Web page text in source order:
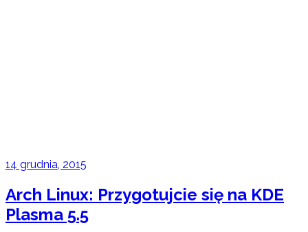
14 grudnia, 2015
Arch Linux: Przygotujcie się na KDE
Plasma 5.5